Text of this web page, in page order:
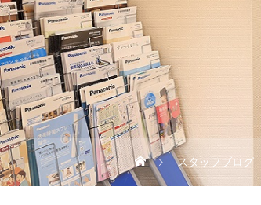
スタッフブログ